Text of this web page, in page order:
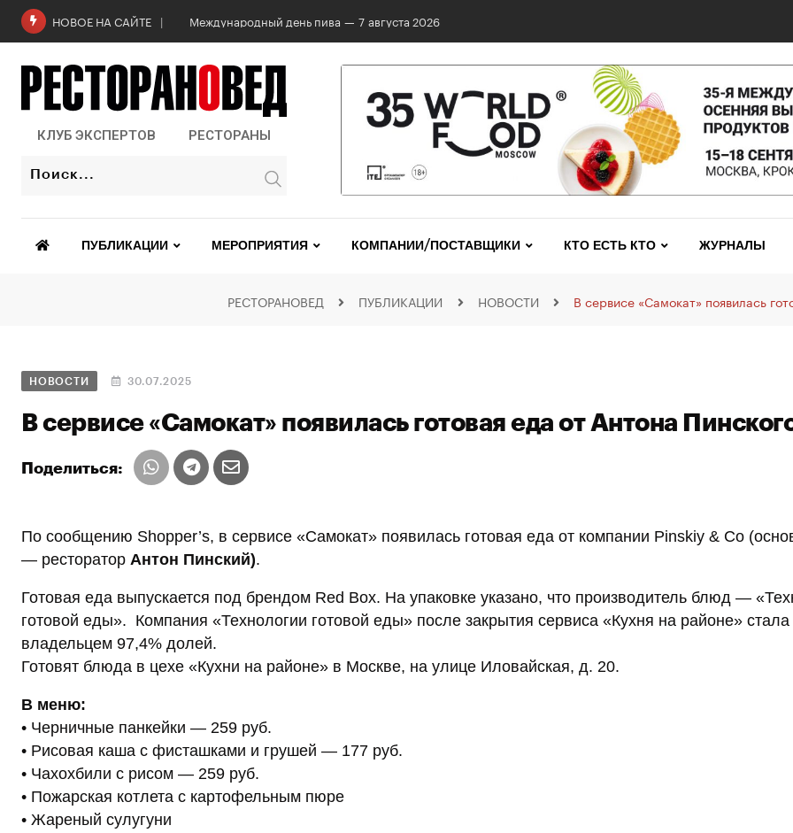
НОВОЕ НА САЙТЕ Международный день пива — 7 августа 2026
КЛУБ ЭКСПЕРТОВ РЕСТОРАНЫ
ПУБЛИКАЦИИ МЕРОПРИЯТИЯ КОМПАНИИ/ПОСТАВЩИКИ КТО ЕСТЬ КТО ЖУРНАЛЫ
РЕСТОРАНОВЕД ПУБЛИКАЦИИ НОВОСТИ В сервисе «Самокат» появилась
НОВОСТИ 30.07.2025
В сервисе «Самокат» появилась готовая еда от Антона
Поделиться:
По сообщению Shopper’s, в сервисе «Самокат» появилась готовая еда от компании Pinskiy & Co
— ресторатор Антон Пинский).
Готовая еда выпускается под брендом Red Box. На упаковке указано, что производитель блюд —
готовой еды». Компания «Технологии готовой еды» после закрытия сервиса «Кухня на районе» стала
владельцем 97,4% долей.
Готовят блюда в цехе «Кухни на районе» в Москве, на улице Иловайская, д. 20.
В меню:
• Черничные панкейки — 259 руб.
• Рисовая каша с фисташками и грушей — 177 руб.
• Чахохбили с рисом — 259 руб.
• Пожарская котлета с картофельным пюре
• Жареный сулугуни